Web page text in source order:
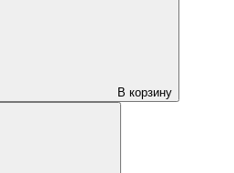
В корзину